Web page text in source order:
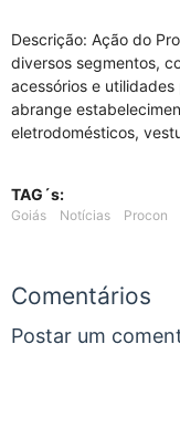
Descrição: Ação do
diversos segmentos,
acessórios e
abrange
eletrodomésticos,
TAG´s:
Goiás Notícias Procon
Comentários
Postar um